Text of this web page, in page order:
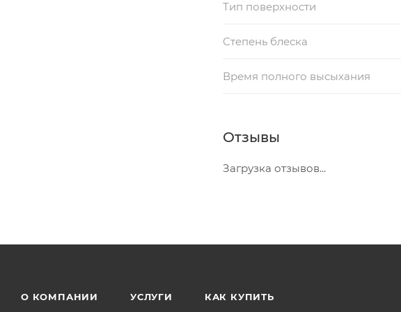
Тип поверхности
Степень блеска
Время полного высыхания
Отзывы
Загрузка отзывов...
О КОМПАНИИ УСЛУГИ КАК КУПИТЬ